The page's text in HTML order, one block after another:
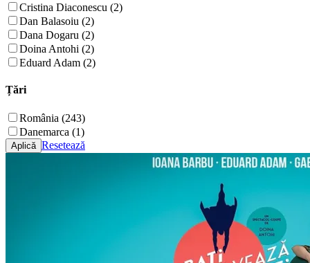
Cristina Diaconescu (2)
Dan Balasoiu (2)
Dana Dogaru (2)
Doina Antohi (2)
Eduard Adam (2)
Țări
România (243)
Danemarca (1)
Resetează